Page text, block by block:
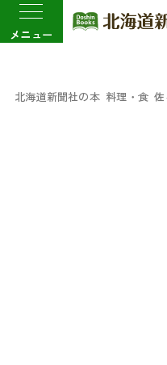
メニュー
北海道新聞社の本 料理・食